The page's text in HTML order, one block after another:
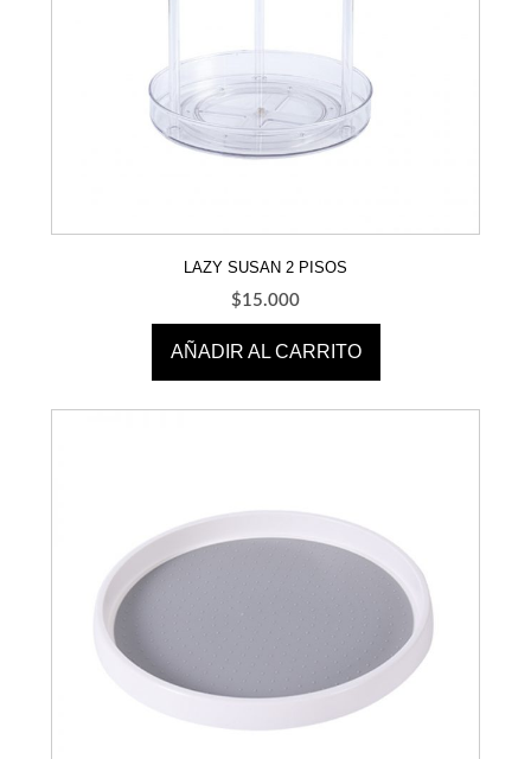
LAZY SUSAN 2 PISOS
$15.000
AÑADIR AL CARRITO